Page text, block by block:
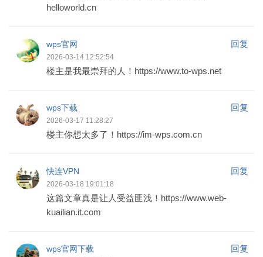
helloworld.cn
wps官网 回复
2026-03-14 12:52:54
楼主是我最崇拜的人！https://www.to-wps.net
wps下载 回复
2026-03-17 11:28:27
楼主你想太多了！https://im-wps.com.cn
快连VPN 回复
2026-03-18 19:01:18
这篇文章真是让人受益匪浅！https://www.web-
kuailian.it.com
wps官网下载 回复